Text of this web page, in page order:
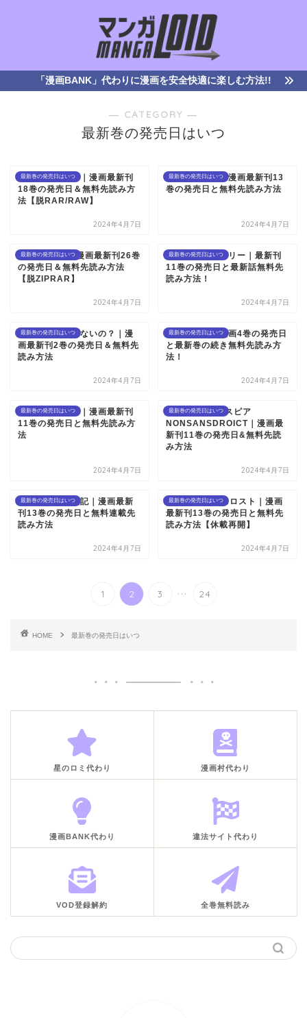
「漫画BANK」代わりに漫画を安全快適に楽しむ方法!!
― CATEGORY ―
最新巻の発売日はいつ
最新巻の発売日はいつ
六道の悪女たち｜漫画最新刊
18巻の発売日＆無料先読み方
法【脱RAR/RAW】
2024年4月7日
最新巻の発売日はいつ
五等分の花嫁｜漫画最新刊13
巻の発売日と無料先読み方法
2024年4月7日
最新巻の発売日はいつ
ドロップOG｜漫画最新刊26巻
の発売日＆無料先読み方法
【脱ZIPRAR】
2024年4月7日
最新巻の発売日はいつ
恋わずらいのエリー｜最新刊
11巻の発売日と最新話無料先
読み方法！
2024年4月7日
最新巻の発売日はいつ
ねぇ先生、知らないの？｜漫
画最新刊2巻の発売日＆無料先
読み方法
2024年4月7日
最新巻の発売日はいつ
転スラ日記｜漫画4巻の発売日
と最新巻の続き無料先読み方
法！
2024年4月7日
最新巻の発売日はいつ
ラブファントム｜漫画最新刊
11巻の発売日と無料先読み方
法
2024年4月7日
最新巻の発売日はいつ
7人のシェイクスピア
NONSANSDROICT｜漫画最
新刊11巻の発売日&無料先読
み方法
2024年4月7日
最新巻の発売日はいつ
アルスラーン戦記｜漫画最新
刊13巻の発売日と無料連載先
読み方法
2024年4月7日
最新巻の発売日はいつ
GTOパラダイスロスト｜漫画
最新刊13巻の発売日と無料先
読み方法【休載再開】
2024年4月7日
1 2 3 ... 24
HOME 最新巻の発売日はいつ
星のロミ代わり 漫画村代わり
漫画BANK代わり 違法サイト代わり
VOD登録解約 全巻無料読み